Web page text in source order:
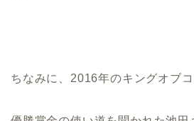
ちなみに、2016年のキングオブ